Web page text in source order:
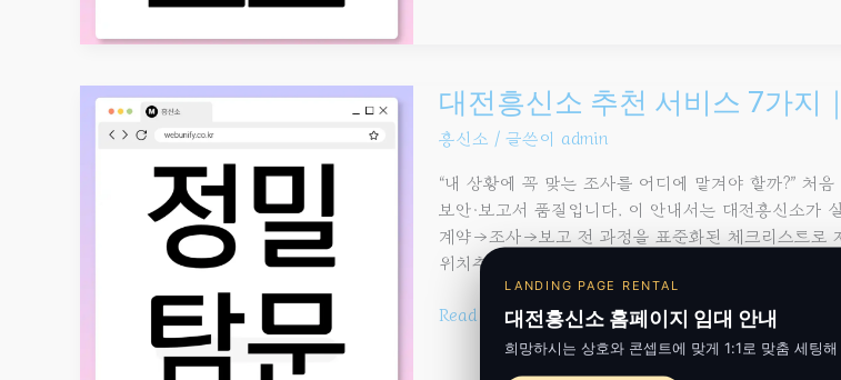
대전흥신소 추천 서비스 7가지
흥신소 / 글쓴이 admin
“내 상황에 꼭 맞는 조사를 어디에 맡겨야 할까?” 처
보안·보고서 품질입니다. 이 안내서는 대전흥신소가
계약→조사→보고 전 과정을 표준화된 체크리스트로
위치추적 등 위법 행위는 어떤 경우에도 의뢰·수행될
대전흥신소
추천
서비스
7가지
｜
사실확인
·
·
디지털포렌식
Read More »
LANDING PAGE RENTAL
대전흥신소 홈페이지 임대 안내
희망하시는 상호와 콘셉트에 맞게 1:1로 맞춤 세팅해